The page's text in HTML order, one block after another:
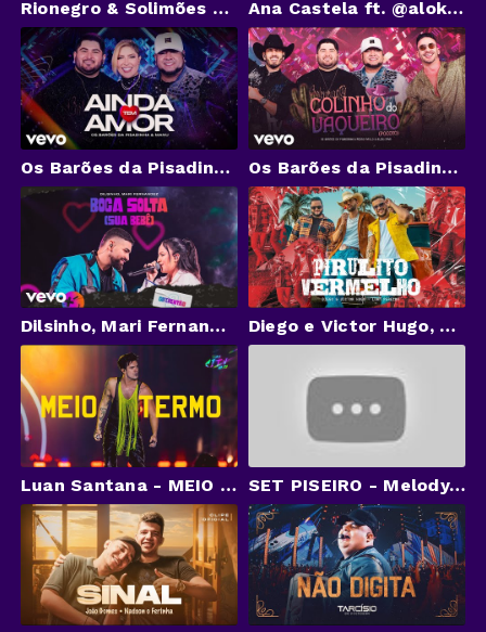
Rionegro & Solimões feat. @maiaramaraisaoficial - Isso é Coisa de Quem Quer Voltar (Vídeo Oficial) Ana Castela ft. @alok, @OficialHungria - Lua (DVD Boiadeira Internacional)
Os Barões da Pisadinha, Manu - Ainda Tem Amor (Ao Vivo) Os Barões da Pisadinha, Pedro Paulo & Alex - Colinho do Vaqueiro (Pocotó) (Ao Vivo)
Dilsinho, Mari Fernandez - Boca Solta (Sua Bebê) (Ao Vivo) Diego e Victor Hugo, Luan Pereira - Pirulito Vermelho (Clipe Oficial)
Luan Santana - MEIO TERMO (LUAN CITY 2.0) SET PISEIRO - Melody, Anny Vitoria, Paulo Pires, Nayara Yumi, Danny, Luiz, Vitor, Barão e Maninho